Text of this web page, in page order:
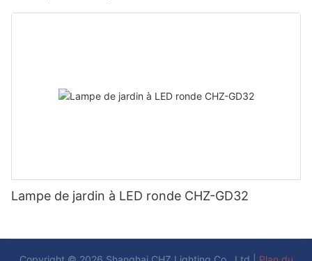
Lampe de jardin à LED ronde CHZ-GD32